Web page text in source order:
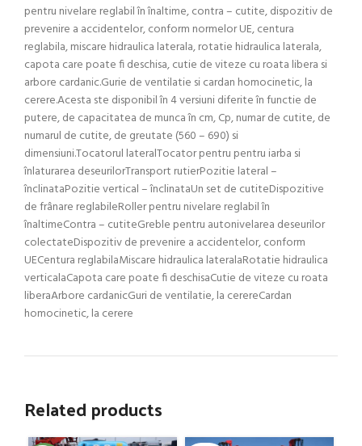
pentru nivelare reglabil în înaltime, contra – cutite, dispozitiv de
prevenire a accidentelor, conform normelor UE, centura
reglabila, miscare hidraulica laterala, rotatie hidraulica laterala,
capota care poate fi deschisa, cutie de viteze cu roata libera si
arbore cardanic.Gurie de ventilatie si cardan homocinetic, la
cerere.Acesta ste disponibil în 4 versiuni diferite în functie de
putere, de capacitatea de munca în cm, Cp, numar de cutite, de
numarul de cutite, de greutate (560 – 690) si
dimensiuni.Tocatorul lateralTocator pentru pentru iarba si
înlaturarea deseurilorTransport rutierPozitie lateral –
înclinataPozitie vertical – înclinataUn set de cutiteDispozitive
de frânare reglabileRoller pentru nivelare reglabil în
înaltimeContra – cutiteGreble pentru autonivelarea deseurilor
colectateDispozitiv de prevenire a accidentelor, conform
UECentura reglabilaMiscare hidraulica lateralaRotatie hidraulica
verticalaCapota care poate fi deschisaCutie de viteze cu roata
liberaArbore cardanicGuri de ventilatie, la cerereCardan
homocinetic, la cerere
Related products